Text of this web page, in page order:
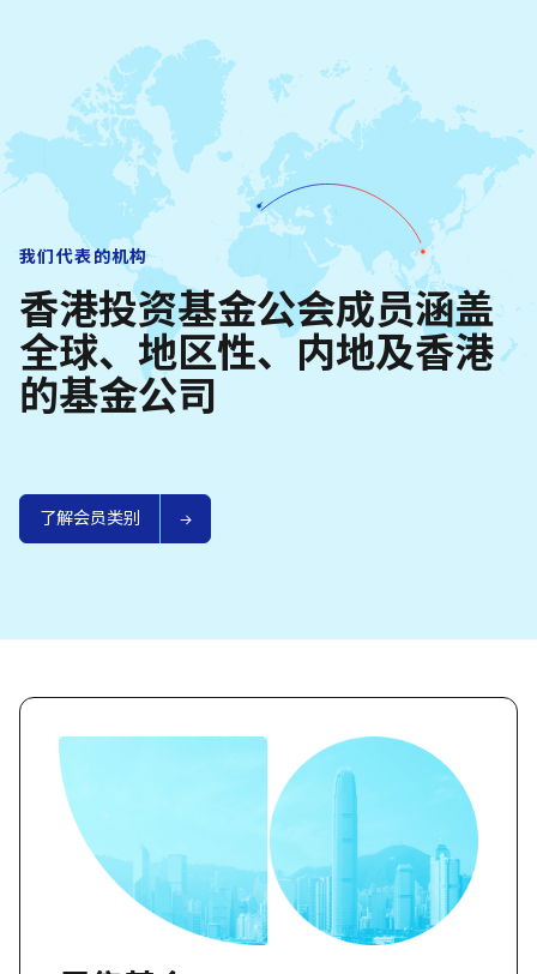
我们代表的机构
香港投资基金公会成员涵盖
全球、地区性、内地及香港
的基金公司
了解会员类别